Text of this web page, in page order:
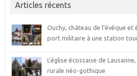
Articles récents
Ouchy, château de l’évêque et
port militaire à une station
L’église écossaise de
rurale néo-gothique